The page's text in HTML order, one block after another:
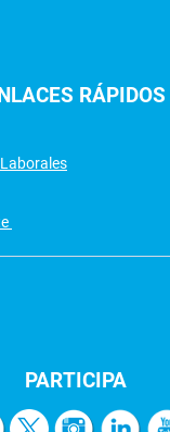
RÁPIDOS
PARTICIPA